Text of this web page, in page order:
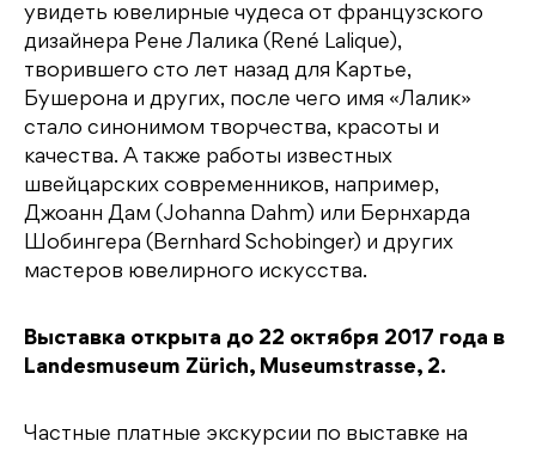
увидеть ювелирные чудеса от французского
дизайнера Рене Лалика (René Lalique),
творившего сто лет назад для Картье,
Бушерона и других, после чего имя «Лалик»
стало синонимом творчества, красоты и
качества. А также работы известных
швейцарских современников, например,
Джоанн Дам (Johanna Dahm) или Бернхарда
Шобингера (Bernhard Schobinger) и других
мастеров ювелирного искусства.
Выставка открыта до 22 октября 2017 года в
Landesmuseum Zürich, Museumstrasse, 2.
Частные платные экскурсии по выставке на